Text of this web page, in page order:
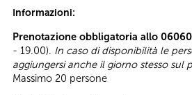
Informazioni:
Prenotazione obbligatoria allo
- 19.00). In caso di disponibilità le
aggiungersi anche il giorno stesso sul
Massimo 20 persone